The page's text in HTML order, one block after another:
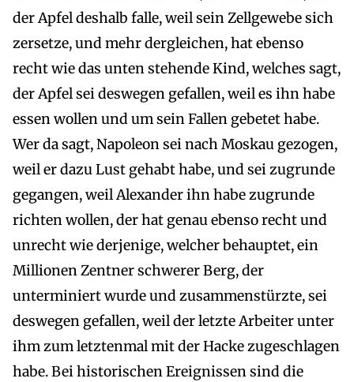
der Apfel deshalb falle, weil sein Zellgewebe sich
zersetze, und mehr dergleichen, hat ebenso
recht wie das unten stehende Kind, welches sagt,
der Apfel sei deswegen gefallen, weil es ihn habe
essen wollen und um sein Fallen gebetet habe.
Wer da sagt, Napoleon sei nach Moskau gezogen,
weil er dazu Lust gehabt habe, und sei zugrunde
gegangen, weil Alexander ihn habe zugrunde
richten wollen, der hat genau ebenso recht und
unrecht wie derjenige, welcher behauptet, ein
Millionen Zentner schwerer Berg, der
unterminiert wurde und zusammenstürzte, sei
deswegen gefallen, weil der letzte Arbeiter unter
ihm zum letztenmal mit der Hacke zugeschlagen
habe. Bei historischen Ereignissen sind die